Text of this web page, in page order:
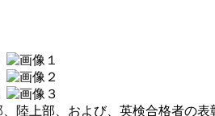
陸上部、および、英検合格者の表